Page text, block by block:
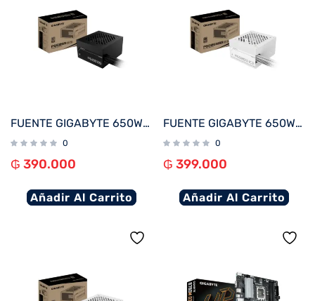
FUENTE GIGABYTE 650W 80PLUS SILVER 220V GP-P650SS
0
₲ 390.000
Añadir Al Carrito
FUENTE GIGABYTE 650W 80PLUS SILVER BLANCO 220V GP-P650SS ICE
0
₲ 399.000
Añadir Al Carrito